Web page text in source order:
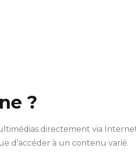
?
directement via
d’accéder à un contenu varié.